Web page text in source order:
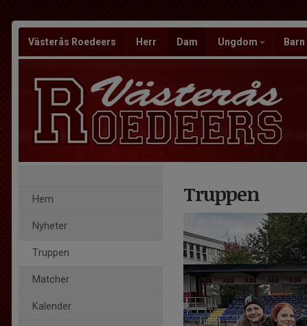
Västerås Roedeers Herr Dam Ungdom Barn
Hem
Nyheter
Truppen
Matcher
Kalender
Truppen